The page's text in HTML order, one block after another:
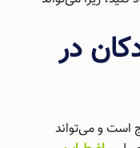
در
است و می‌تواند